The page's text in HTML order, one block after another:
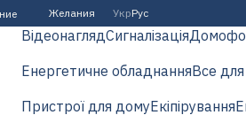
Желания УкрРус
ВідеонаглядСигналізація
Енергетичне обладнанняВсе
Пристрої для домуЕкіпірування